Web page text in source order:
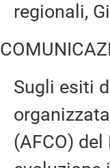
regionali,
Sugli esiti
(AFCO)